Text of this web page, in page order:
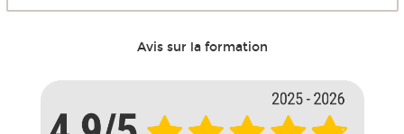
Avis sur la formation